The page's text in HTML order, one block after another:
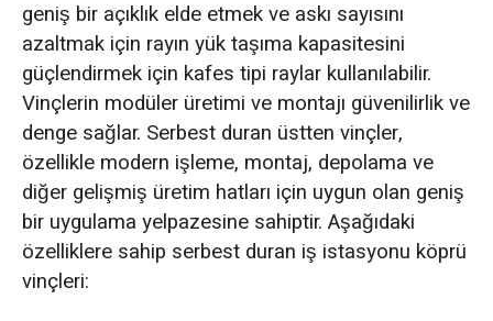
geniş bir açıklık elde etmek ve askı sayısını
azaltmak için rayın yük taşıma kapasitesini
güçlendirmek için kafes tipi raylar kullanılabilir.
Vinçlerin modüler üretimi ve montajı güvenilirlik ve
denge sağlar. Serbest duran üstten vinçler,
özellikle modern işleme, montaj, depolama ve
diğer gelişmiş üretim hatları için uygun olan geniş
bir uygulama yelpazesine sahiptir. Aşağıdaki
özelliklere sahip serbest duran iş istasyonu köprü
vinçleri: